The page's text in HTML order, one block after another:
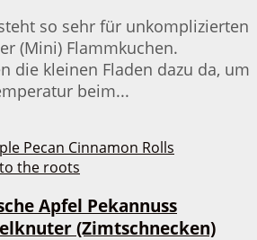
so sehr für unkomplizierten
(Mini) Flammkuchen.
die kleinen Fladen dazu da, um
beim...
Apfel Pekannuss
(Zimtschnecken)